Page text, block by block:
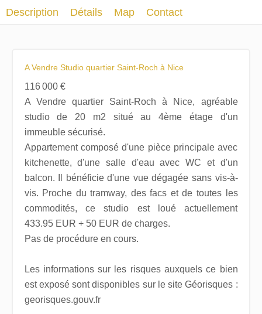
Description Détails Map Contact
A Vendre Studio quartier Saint-Roch à Nice
116 000 €
A Vendre quartier Saint-Roch à Nice, agréable
studio de 20 m2 situé au 4ème étage d'un
immeuble sécurisé.
Appartement composé d'une pièce principale avec
kitchenette, d'une salle d'eau avec WC et d'un
balcon. Il bénéficie d'une vue dégagée sans vis-à-
vis. Proche du tramway, des facs et de toutes les
commodités, ce studio est loué actuellement
433.95 EUR + 50 EUR de charges.
Pas de procédure en cours.
Les informations sur les risques auxquels ce bien
est exposé sont disponibles sur le site Géorisques :
georisques.gouv.fr